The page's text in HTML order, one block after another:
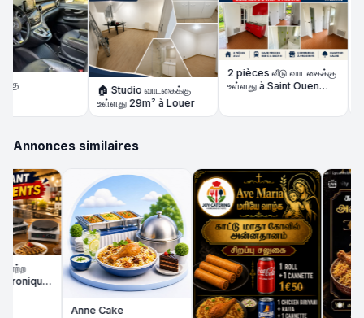
🏠 Studio வாடகைக்கு
உள்ளது 29m² à Louer
2 pièces வீடு வாடகைக்கு
உள்ளது à Saint Ouen
Annonces similaires
Anne Cake